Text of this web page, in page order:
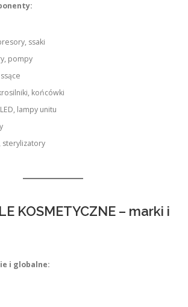
ssaki
pompy
końcówki
lampy unitu
sterylizatory
KOSMETYCZNE – marki i
i globalne: